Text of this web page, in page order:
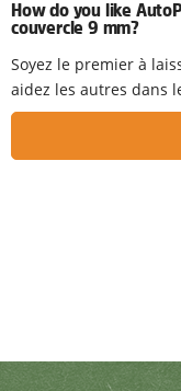
How do you like
couvercle 9 mm?
Soyez le premier à
aidez les autres dans